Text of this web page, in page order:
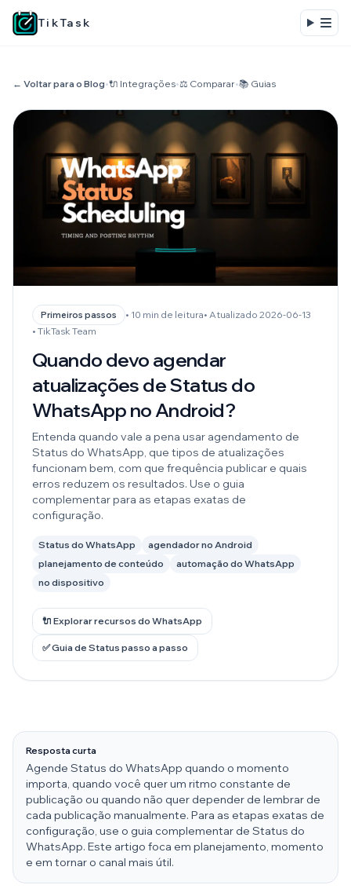
TikTask
← Voltar para o Blog•🔌 Integrações•⚖️ Comparar•📚 Guias
Primeiros passos • 10 min de leitura• Atualizado 2026-06-13
• TikTask Team
Quando devo agendar
atualizações de Status do
WhatsApp no Android?
Entenda quando vale a pena usar agendamento de
Status do WhatsApp, que tipos de atualizações
funcionam bem, com que frequência publicar e quais
erros reduzem os resultados. Use o guia
complementar para as etapas exatas de
configuração.
Status do WhatsApp
agendador no Android
planejamento de conteúdo
automação do WhatsApp
no dispositivo
🔌 Explorar recursos do WhatsApp
✅ Guia de Status passo a passo
Resposta curta
Agende Status do WhatsApp quando o momento
importa, quando você quer um ritmo constante de
publicação ou quando não quer depender de lembrar de
cada publicação manualmente. Para as etapas exatas de
configuração, use o guia complementar de Status do
WhatsApp. Este artigo foca em planejamento, momento
e em tornar o canal mais útil.